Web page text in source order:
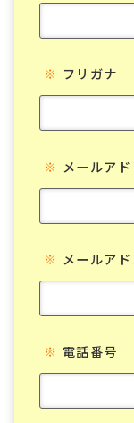
※ フリガナ
※ メールア
※ メールアド
※ 電話番号